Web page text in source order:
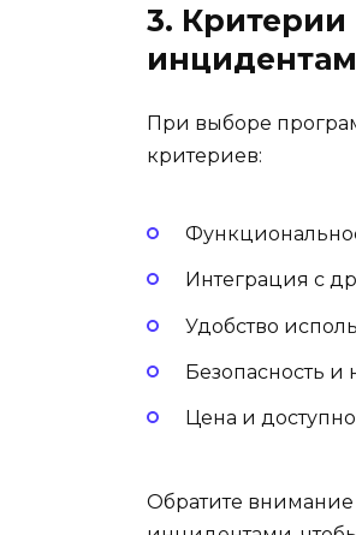
3.
При выборе
критериев:
Интеграция с
Удобство
Безопасность и
Цена и
Обратите